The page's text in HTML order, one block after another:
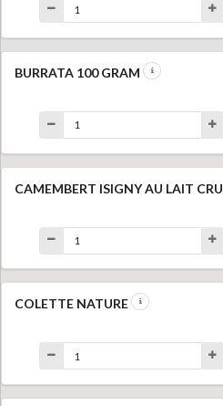
BURRATA 100 GRAM
CAMEMBERT ISIGNY AU LAIT CRU
COLETTE NATURE